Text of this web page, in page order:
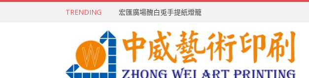
TRENDING 宏匯廣場醜白兎手提紙燈籠